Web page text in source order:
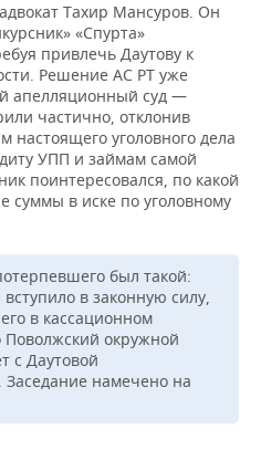
Тахир Мансуров. Он
«Спурта»
привлечь Даутову к
Решение АС РТ уже
апелляционный суд —
частично, отклонив
настоящего уголовного дела
УПП и займам самой
поинтересовался, по какой
суммы в иске по уголовному
был такой:
в законную силу,
в кассационном
Поволжский окружной
с Даутовой
намечено на